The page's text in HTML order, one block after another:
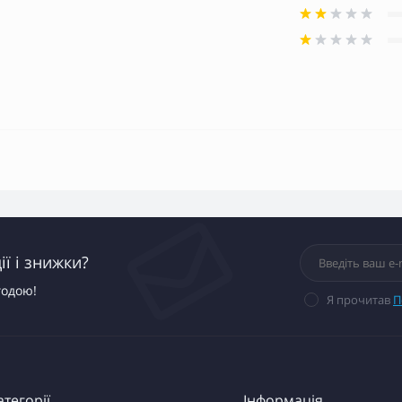
і знижки?
Я прочитав